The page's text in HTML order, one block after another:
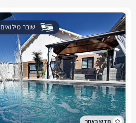
שובר מילואים